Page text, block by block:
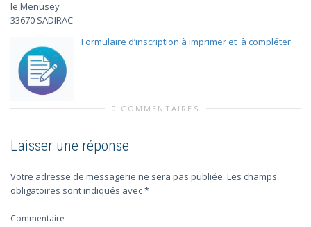
le Menusey
33670 SADIRAC
Formulaire d’inscription à imprimer et à compléter
0 COMMENTAIRES
Laisser une réponse
Votre adresse de messagerie ne sera pas publiée. Les champs
obligatoires sont indiqués avec*
Commentaire